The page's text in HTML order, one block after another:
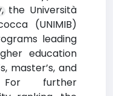
the Università
(UNIMIB)
leading
education
master’s, and
further